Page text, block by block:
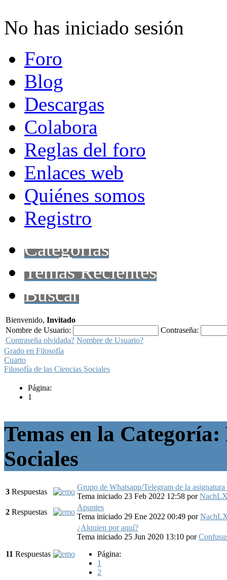
No has iniciado sesión
Foro
Blog
Descargas
Colabora
Reglas del foro
Enlaces web
Quiénes somos
Registro
Categorías
Temas Recientes
Buscar
Bienvenido, Invitado
Nombre de Usuario:
Contraseña:
Contraseña olvidada? Nombre de Usuario?
Grado en Filosofía
Cuarto
Filosofía de las Ciencias Sociales
Página:
1
Temas en la
Sociales
3 Respuestas
Grupo de Whatsapp/Telegram de la asignatura
Tema iniciado 23 Feb 2022 12:58 por
2 Respuestas
Apuntes
Tema iniciado 29 Ene 2022 00:49 por
11 Respuestas
¿Alquien por aquí?
Tema iniciado 25 Jun 2020 13:10 por
Página:
1
2